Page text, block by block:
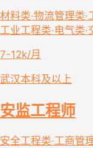
材料类·物流管理类·
工业工程类·电气类·
7-12k/月
武汉本科及以上
安监工程师
安全工程类·工商管